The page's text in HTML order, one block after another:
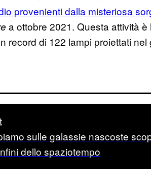
provenienti dalla misteriosa
a ottobre 2021. Questa attività è
di 122 lampi proiettati nel
sulle galassie nascoste
dello spaziotempo